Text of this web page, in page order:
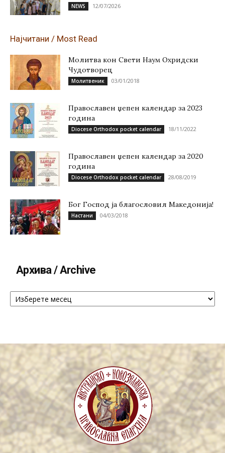
NEWS 12/07/2026
Најчитани / Most Read
Молитва кон Свети Наум Охридски
Чудотворец
Молитвеник 03/01/2018
Православен џепен календар за 2023
година
Diocese Orthodox pocket calendar 18/11/2022
Православен џепен календар за 2020
година
Diocese Orthodox pocket calendar 28/08/2019
Бог Господ ја благословил Македонија!
Настани 04/03/2018
Архива / Archive
Архива